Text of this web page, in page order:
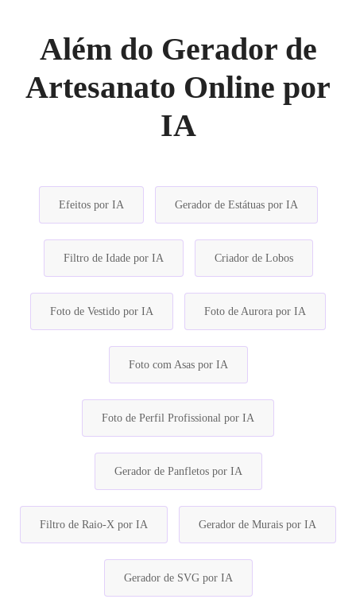
Além do Gerador de
Artesanato Online por
IA
Efeitos por IA Gerador de Estátuas por IA
Filtro de Idade por IA Criador de Lobos
Foto de Vestido por IA Foto de Aurora por IA
Foto com Asas por IA
Foto de Perfil Profissional por IA
Gerador de Panfletos por IA
Filtro de Raio-X por IA Gerador de Murais por IA
Gerador de SVG por IA